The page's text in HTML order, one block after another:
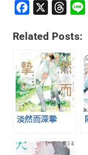
Facebook
Related Posts:
淡然而深摯